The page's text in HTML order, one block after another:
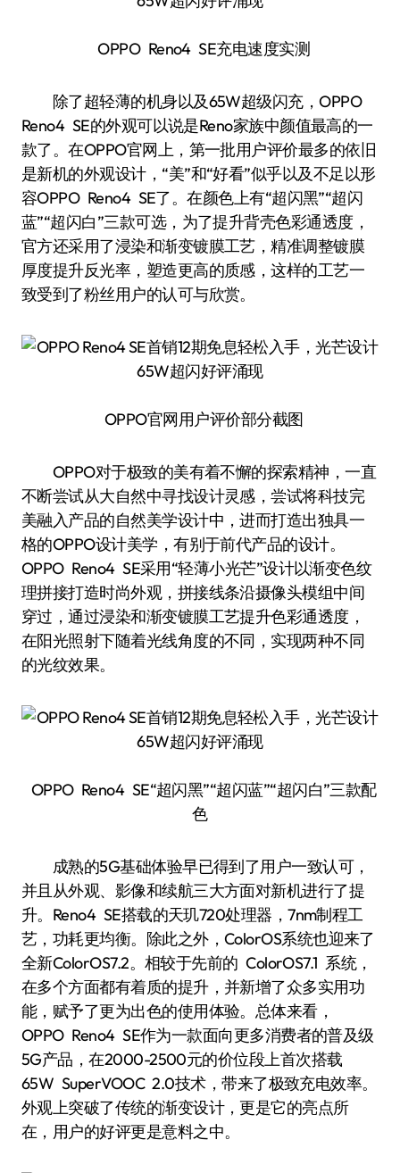
OPPO Reno4 SE充电速度实测
除了超轻薄的机身以及65W超级闪充，OPPO
Reno4 SE的外观可以说是Reno家族中颜值最高的一
款了。在OPPO官网上，第一批用户评价最多的依旧
是新机的外观设计，“美”和“好看”似乎以及不足以形
容OPPO Reno4 SE了。在颜色上有“超闪黑”“超闪
蓝”“超闪白”三款可选，为了提升背壳色彩通透度，
官方还采用了浸染和渐变镀膜工艺，精准调整镀膜
厚度提升反光率，塑造更高的质感，这样的工艺一
致受到了粉丝用户的认可与欣赏。
OPPO官网用户评价部分截图
OPPO对于极致的美有着不懈的探索精神，一直
不断尝试从大自然中寻找设计灵感，尝试将科技完
美融入产品的自然美学设计中，进而打造出独具一
格的OPPO设计美学，有别于前代产品的设计。
OPPO Reno4 SE采用“轻薄小光芒”设计以渐变色纹
理拼接打造时尚外观，拼接线条沿摄像头模组中间
穿过，通过浸染和渐变镀膜工艺提升色彩通透度，
在阳光照射下随着光线角度的不同，实现两种不同
的光纹效果。
OPPO Reno4 SE“超闪黑”“超闪蓝”“超闪白”三款配
色
成熟的5G基础体验早已得到了用户一致认可，
并且从外观、影像和续航三大方面对新机进行了提
升。Reno4 SE搭载的天玑720处理器，7nm制程工
艺，功耗更均衡。除此之外，ColorOS系统也迎来了
全新ColorOS7.2。相较于先前的 ColorOS7.1 系统，
在多个方面都有着质的提升，并新增了众多实用功
能，赋予了更为出色的使用体验。总体来看，
OPPO Reno4 SE作为一款面向更多消费者的普及级
5G产品，在2000-2500元的价位段上首次搭载
65W SuperVOOC 2.0技术，带来了极致充电效率。
外观上突破了传统的渐变设计，更是它的亮点所
在，用户的好评更是意料之中。